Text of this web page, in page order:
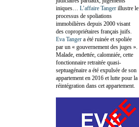
iniques… L’affaire Tanger illustre le
processus de spoliations
immobilières depuis 2000 visant
des copropriétaires français juifs.
Eva Tanger a été ruinée et spoliée
par un « gouvernement des juges ».
Malade, endettée, calomniée, cette
fonctionnaire retraitée quasi-
septuagénaire a été expulsée de son
appartement en 2016 et lutte pour la
réintégration dans cet appartement.